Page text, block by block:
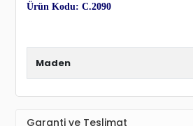
Ürün Kodu: C.2090
Maden
Garanti ve Teslimat